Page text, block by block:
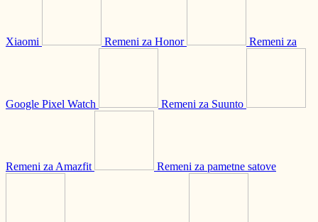
Xiaomi Remeni za Honor Remeni za
Google Pixel Watch Remeni za Suunto
Remeni za Amazfit Remeni za pametne satove